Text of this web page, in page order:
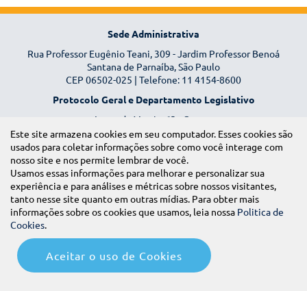
Sede Administrativa
Rua Professor Eugênio Teani, 309 - Jardim Professor Benoá
Santana de Parnaíba, São Paulo
CEP 06502-025 | Telefone: 11 4154-8600
Protocolo Geral e Departamento Legislativo
Largo da Matriz, 63 - Centro
Santana de Parnaíba, São Paulo
CEP 06501-005
Atendimento ao Público
Realizado de segunda a sexta-feira, das 8h às 17h.
2025 - Todos os direitos reservados
Este site armazena cookies em seu computador. Esses cookies são
usados para coletar informações sobre como você interage com
nosso site e nos permite lembrar de você.
Usamos essas informações para melhorar e personalizar sua
experiência e para análises e métricas sobre nossos visitantes,
tanto nesse site quanto em outras mídias. Para obter mais
informações sobre os cookies que usamos, leia nossa Politica de
Cookies.
Aceitar o uso de Cookies